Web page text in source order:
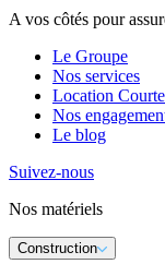
A vos côtés pour
Le Groupe
Nos services
Location
Nos
Le blog
Suivez-nous
Nos matériels
Construction